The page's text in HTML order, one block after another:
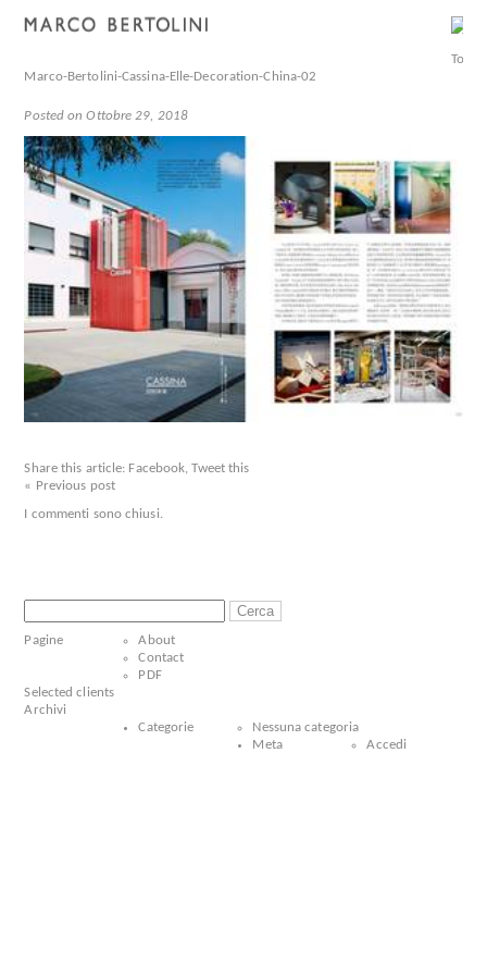
Marco-Bertolini-Cassina-Elle-Decoration-China-02
Posted on Ottobre 29, 2018
Share this article: Facebook,Tweet this
« Previous post
I commenti sono chiusi.
per:
Pagine
About
Contact
PDF
Selected clients
Archivi
Categorie
Nessuna categoria
Meta
Accedi